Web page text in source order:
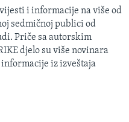
i informacije na više od
sedmičnoj publici od
Priče sa autorskim
djelo su više novinara
iz izveštaja